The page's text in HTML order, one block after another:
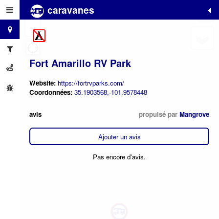
caravanes
Fort Amarillo RV Park
Website: https://fortrvparks.com/
Coordonnées: 35.1903568,-101.9578448
avis propulsé par Mangrove
Ajouter un avis
Pas encore d'avis.
+
−